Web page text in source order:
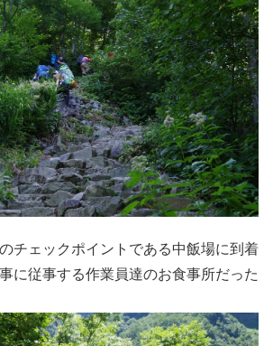
チェックポイントである中飯場に到着
に従事する作業員達のお食事所だった